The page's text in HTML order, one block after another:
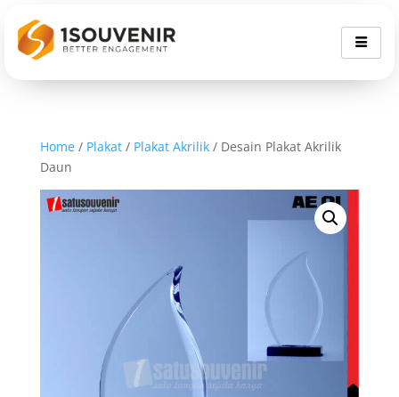
Home/ Plakat/ Plakat Akrilik/ Desain Plakat Akrilik
Daun